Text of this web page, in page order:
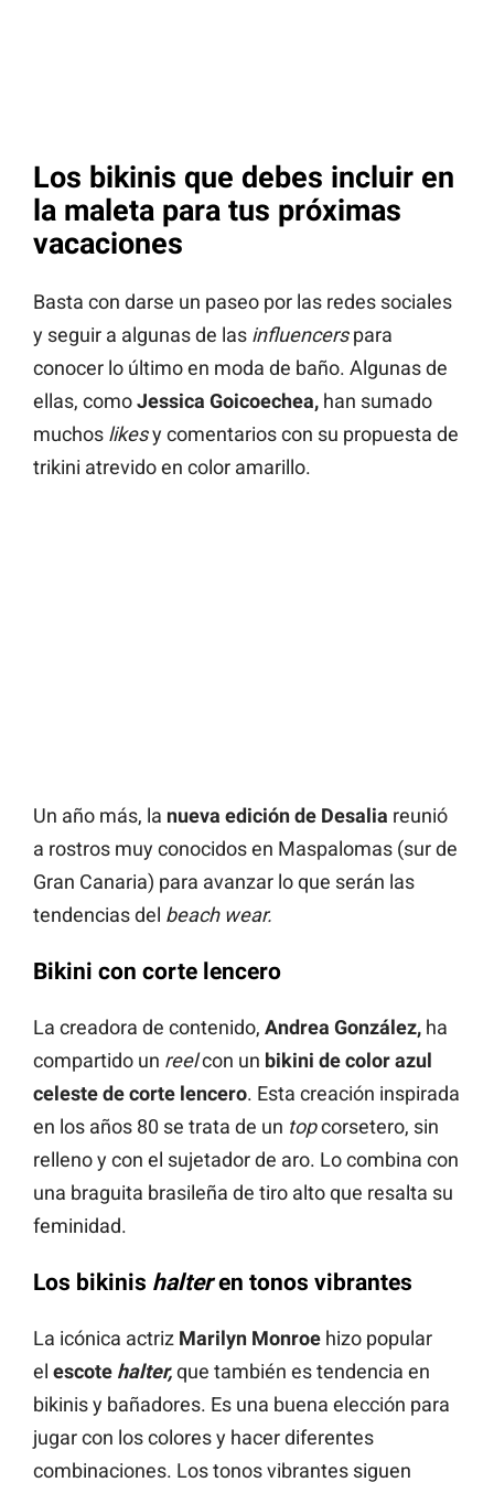
Los bikinis que debes incluir en
la maleta para tus próximas
vacaciones
Basta con darse un paseo por las redes sociales
y seguir a algunas de las influencerspara
conocer lo último en moda de baño. Algunas de
ellas, comoJessica Goicoechea, han sumado
muchos likesy comentarios con su propuesta de
trikini atrevido en color amarillo.
Un año más, la nueva edición de Desalia reunió
a rostros muy conocidos en Maspalomas (sur de
Gran Canaria) para avanzar lo que serán las
tendencias del beach wear.
Bikini con corte lencero
La creadora de contenido, Andrea González, ha
compartido un reelcon un bikini de color azul
celeste de corte lencero. Esta creación inspirada
en los años 80 se trata de un topcorsetero, sin
relleno y con el sujetador de aro. Lo combina con
una braguita brasileña de tiro alto que resalta su
feminidad.
Los bikinis halteren tonos vibrantes
La icónica actriz Marilyn Monroe hizo popular
el escote halter,que también es tendencia en
bikinis y bañadores. Es una buena elección para
jugar con los colores y hacer diferentes
combinaciones. Los tonos vibrantes siguen